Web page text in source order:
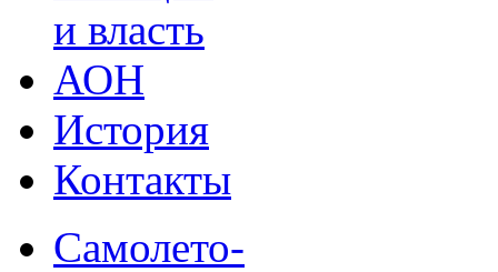
и власть
АОН
История
Контакты
Самолето-